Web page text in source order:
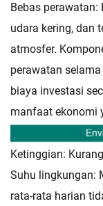
Bebas
udara kering, dan
atmosfer.
perawatan
biaya investasi
manfaat ekonomi
Ketinggian:
Suhu lingkungan:
rata-rata harian